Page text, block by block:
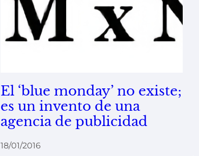
El ‘blue monday’ no existe;
es un invento de una
agencia de publicidad
18/01/2016